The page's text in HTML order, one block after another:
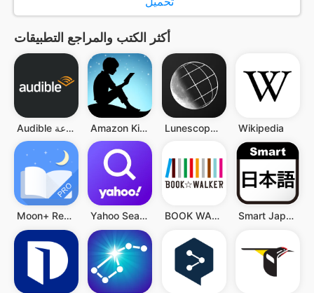
أكثر الكتب والمراجع التطبيقات
Audible مسموع - الكتب المسموعة Amazon Kindle Lunescope Pro: Moon Phases+ Wikipedia
Moon+ Reader Pro Yahoo Search BOOK WALKER - 人気の漫画や小説が続々登場 Smart Japanese Dictionary